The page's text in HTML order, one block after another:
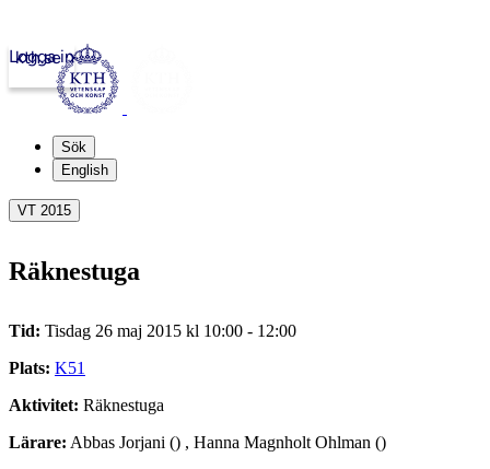
kth.se
Logga in
Sök
English
VT 2015
Räknestuga
Tid: Tisdag 26 maj 2015 kl 10:00 - 12:00
Plats: K51
Aktivitet: Räknestuga
Lärare: Abbas Jorjani () , Hanna Magnholt Ohlman ()